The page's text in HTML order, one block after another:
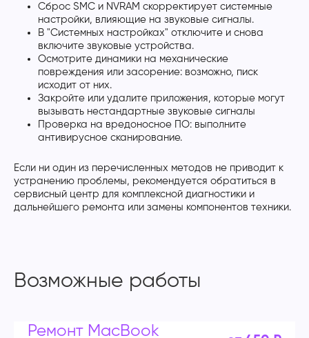
Сброс SMC и NVRAM скорректирует системные
настройки, влияющие на звуковые сигналы.
В "Системных настройках" отключите и снова
включите звуковые устройства.
Осмотрите динамики на механические
повреждения или засорение: возможно, писк
исходит от них.
Закройте или удалите приложения, которые могут
вызывать нестандартные звуковые сигналы
Проверка на вредоносное ПО: выполните
антивирусное сканирование.
Если ни один из перечисленных методов не приводит к
устранению проблемы, рекомендуется обратиться в
сервисный центр для комплексной диагностики и
дальнейшего ремонта или замены компонентов техники.
Возможные работы
Ремонт MacBook